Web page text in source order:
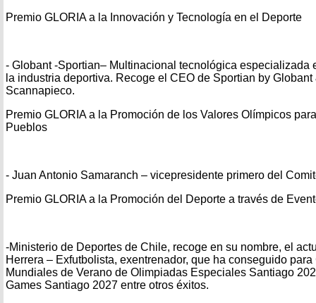
Premio GLORIA a la Innovación y Tecnología en el Deporte
- Globant -Sportian– Multinacional tecnológica especializada
la industria deportiva. Recoge el CEO de Sportian by
Scannapieco.
Premio GLORIA a la Promoción de los Valores Olímpicos
Pueblos
- Juan Antonio Samaranch – vicepresidente primero del
Premio GLORIA a la Promoción del Deporte a través de
-Ministerio de Deportes de Chile, recoge en su nombre, el
Herrera – Exfutbolista, exentrenador, que ha conseguido
Mundiales de Verano de Olimpiadas Especiales Santiago
Games Santiago 2027 entre otros éxitos.